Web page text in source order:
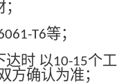
T6等；
达时 以10-15个工
方确认为准；